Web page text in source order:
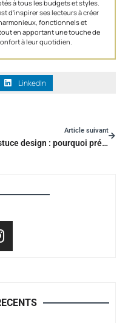
à tous les budgets et styles.
d'inspirer ses lecteurs à créer
fonctionnels et
en apportant une touche de
à leur quotidien.
LinkedIn
Article suivant
Astuce design : pourquoi préférer un blindage de porte à une porte blindée ?